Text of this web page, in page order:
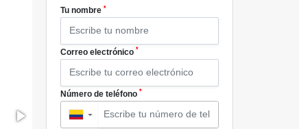
Tu nombre *
Correo electrónico *
Número de teléfono *
▼